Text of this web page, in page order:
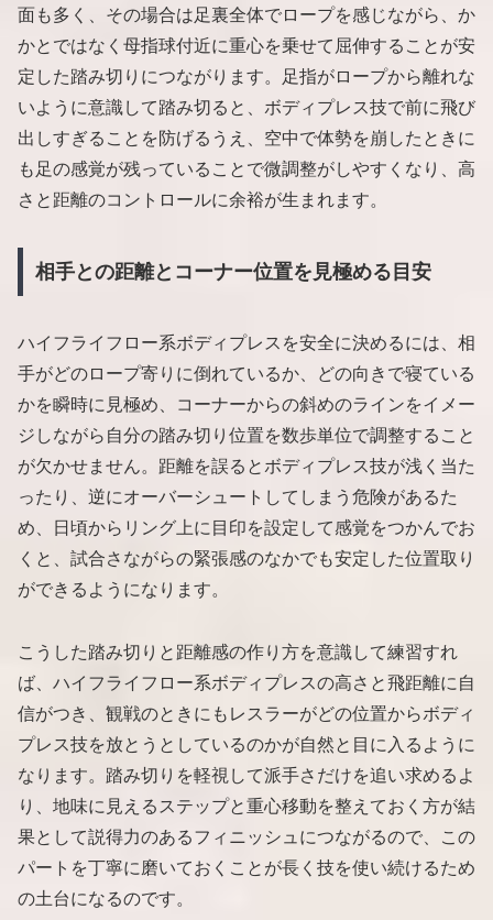
面も多く、その場合は足裏全体でロープを感じながら、か
かとではなく母指球付近に重心を乗せて屈伸することが安
定した踏み切りにつながります。足指がロープから離れな
いように意識して踏み切ると、ボディプレス技で前に飛び
出しすぎることを防げるうえ、空中で体勢を崩したときに
も足の感覚が残っていることで微調整がしやすくなり、高
さと距離のコントロールに余裕が生まれます。
相手との距離とコーナー位置を見極める目安
ハイフライフロー系ボディプレスを安全に決めるには、相
手がどのロープ寄りに倒れているか、どの向きで寝ている
かを瞬時に見極め、コーナーからの斜めのラインをイメー
ジしながら自分の踏み切り位置を数歩単位で調整すること
が欠かせません。距離を誤るとボディプレス技が浅く当た
ったり、逆にオーバーシュートしてしまう危険があるた
め、日頃からリング上に目印を設定して感覚をつかんでお
くと、試合さながらの緊張感のなかでも安定した位置取り
ができるようになります。
こうした踏み切りと距離感の作り方を意識して練習すれ
ば、ハイフライフロー系ボディプレスの高さと飛距離に自
信がつき、観戦のときにもレスラーがどの位置からボディ
プレス技を放とうとしているのかが自然と目に入るように
なります。踏み切りを軽視して派手さだけを追い求めるよ
り、地味に見えるステップと重心移動を整えておく方が結
果として説得力のあるフィニッシュにつながるので、この
パートを丁寧に磨いておくことが長く技を使い続けるため
の土台になるのです。